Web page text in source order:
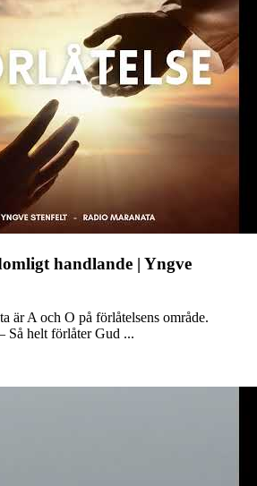
handlande | Yngve
är A och O på förlåtelsens område.
Så helt förlåter Gud ...